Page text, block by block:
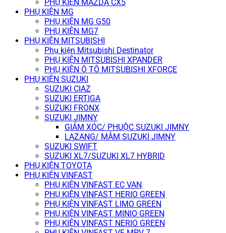
PHỤ KIỆN MAZDA CX5
PHỤ KIỆN MG
PHỤ KIỆN MG G50
PHỤ KIỆN MG7
PHỤ KIỆN MITSUBISHI
Phụ kiện Mitsubishi Destinator
PHỤ KIỆN MITSUBISHI XPANDER
PHỤ KIỆN Ô TÔ MITSUBISHI XFORCE
PHỤ KIỆN SUZUKI
SUZUKI CIAZ
SUZUKI ERTIGA
SUZUKI FRONX
SUZUKI JIMNY
GIẢM XÓC/ PHUỘC SUZUKI JIMNY
LAZANG/ MÂM SUZUKI JIMNY
SUZUKI SWIFT
SUZUKI XL7/SUZUKI XL7 HYBRID
PHỤ KIỆN TOYOTA
PHỤ KIỆN VINFAST
PHỤ KIỆN VINFAST EC VAN
PHỤ KIỆN VINFAST HERIO GREEN
PHỤ KIỆN VINFAST LIMO GREEN
PHỤ KIỆN VINFAST MINIO GREEN
PHỤ KIỆN VINFAST NERIO GREEN